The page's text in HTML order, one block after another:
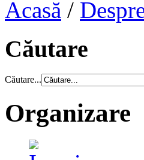
Acasă /
Căutare
Căutare...
Organizare